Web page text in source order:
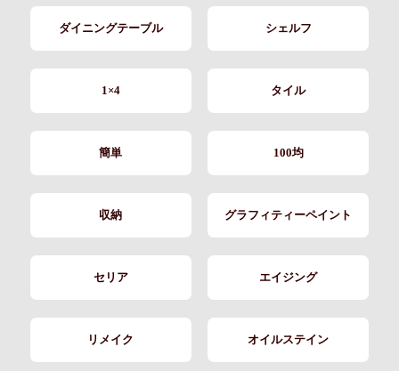
ダイニングテーブル シェルフ
1×4 タイル
簡単 100均
収納 グラフィティーペイント
セリア エイジング
リメイク オイルステイン